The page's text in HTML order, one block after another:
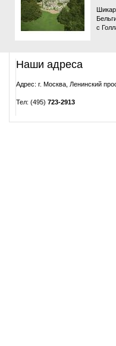
с
Наши адреса
Адрес: г. Москва, Ленинский
Тел: (495) 723-2913